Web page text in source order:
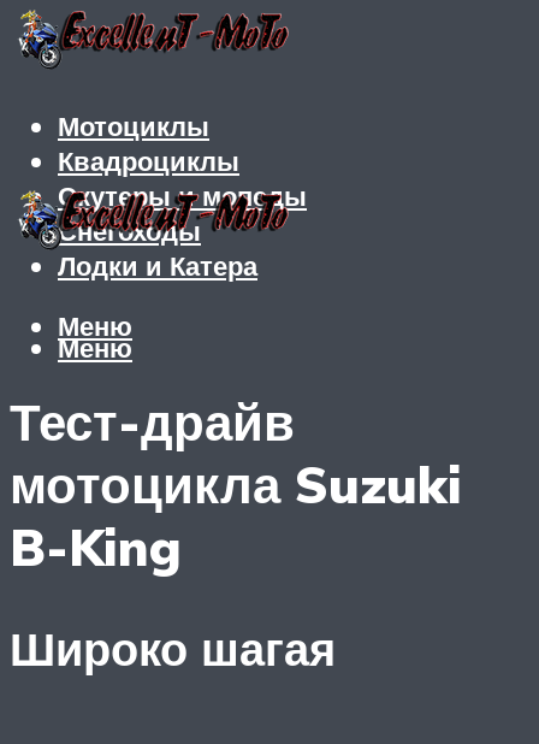
Мотоциклы
Квадроциклы
Скутеры и мопеды
Снегоходы
Лодки и Катера
Меню
Меню
Тест-драйв
мотоцикла Suzuki
B-King
Широко шагая